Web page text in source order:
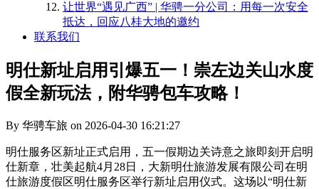
​让世界“遇见广西” | 华骋一分公司：用每一次安全
抵达，回应八桂大地的邀约
联系我们
明仕新址启用引爆五一！崇左边关山水度
假全新玩法，附华骋包车攻略！
By 华骋车旅 on 2026-04-30 16:21:27
明仕服务区新址正式启用，五一假期边关诗意之旅即刻开启明
仕新章，壮美起航4月28日，大新明仕旅游发展有限公司在明
仕旅游度假区明仕服务区举行新址启用仪式。这场以“明仕新